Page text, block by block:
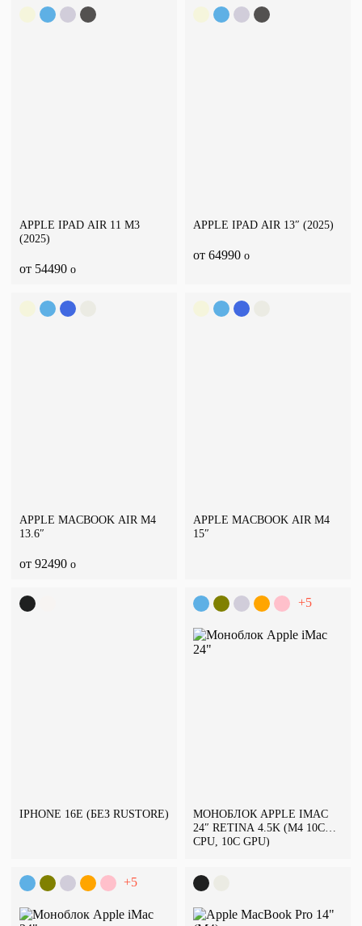
APPLE IPAD AIR 11 M3
(2025)
от 54490 o
APPLE IPAD AIR 13″ (2025)
от 64990 o
APPLE MACBOOK AIR M4
13.6″
от 92490 o
APPLE MACBOOK AIR M4
15″
IPHONE 16E (БЕЗ RUSTORE)
+5
МОНОБЛОК APPLE IMAC
24″ RETINA 4.5K (M4 10C
CPU, 10C GPU)
+5